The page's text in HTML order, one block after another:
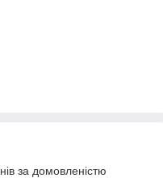
за домовленістю